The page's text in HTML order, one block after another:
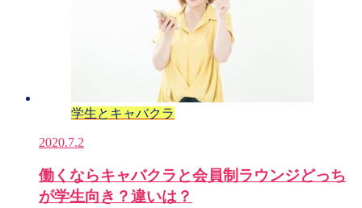
学生とキャバクラ
2020.7.2
働くならキャバクラと会員制ラウンジどっち
が学生向き？違いは？